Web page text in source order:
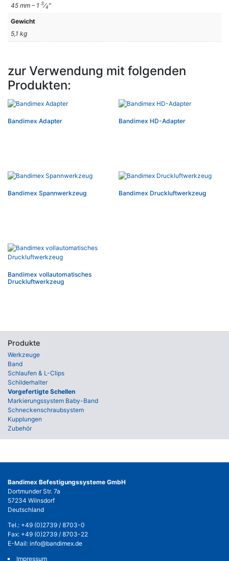
45 mm – 1 3⁄4″
Gewicht
5,1 kg
zur Verwendung mit folgenden
Produkten:
Bandimex Adapter Bandimex HD-Adapter
Bandimex Spannwerkzeug Bandimex Druckluftwerkzeug
Bandimex vollautomatisches
Druckluftwerkzeug
Produkte
Werkzeuge
Band
Schlaufen & L-Clips
Schilderhalter
Vorgefertigte Schellen
Markierungssystem Baby-Band
Schneckenschraubsystem
Kupplungen
Zubehör
Bandimex Befestigungssysteme GmbH
Dortmunder Str. 7a
57234 Wilnsdorf
Deutschland
Tel.: +49 (0)2739 / 8703-0
Fax: +49 (0)2739 / 8703-22
E-Mail: info@bandimex.de
Impressum